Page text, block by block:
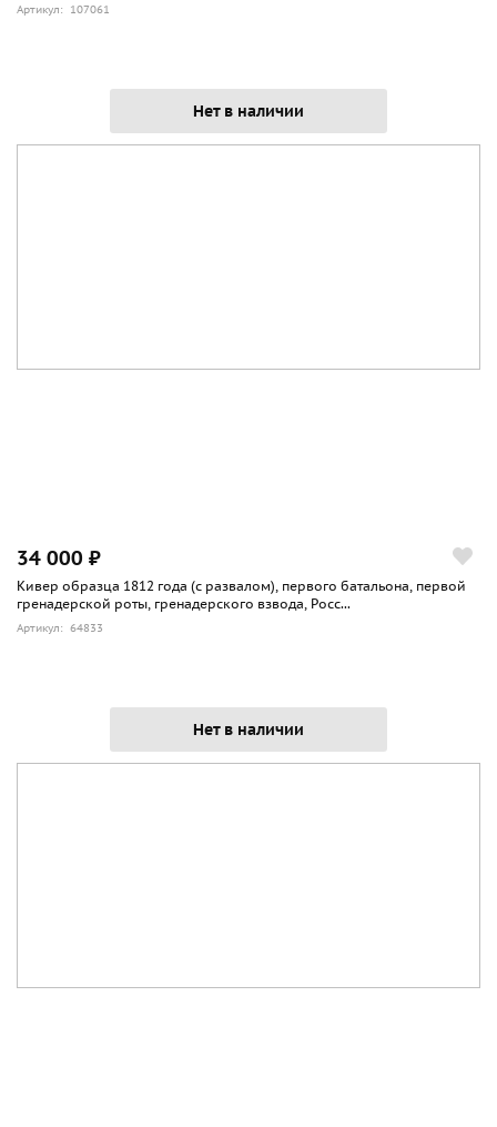
Артикул: 107061
Нет в наличии
34 000 ₽
Кивер образца 1812 года (с развалом), первого батальона, первой
гренадерской роты, гренадерского взвода, Росс...
Артикул: 64833
Нет в наличии